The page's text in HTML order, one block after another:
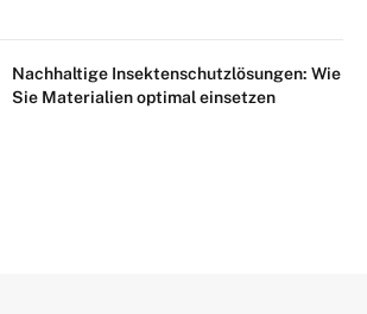
Nachhaltige Insektenschutzlösungen: Wie
Sie Materialien optimal einsetzen